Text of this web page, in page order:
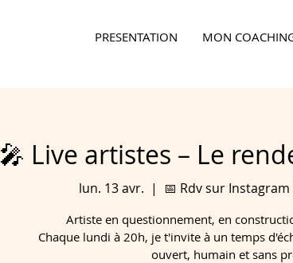
PRESENTATION MON
🎤 Live artistes – Le
lun. 13 avr.
  |
📅 Rdv sur
Artiste en questionnement, en
Chaque lundi à 20h, je t'invite à un temps
ouvert, humain et sans